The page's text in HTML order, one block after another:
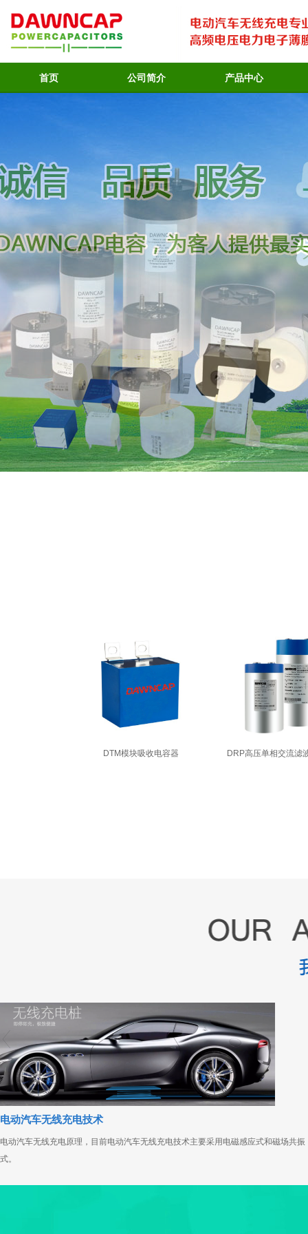
首页 公司简介 产品中心
DTM模块吸收电容器 DRP高压单相交流滤波电容器
电动汽车无线充电技术
电动汽车无线充电原理，目前电动汽车无线充电技术主要采用电磁感应式和磁场共振
式。